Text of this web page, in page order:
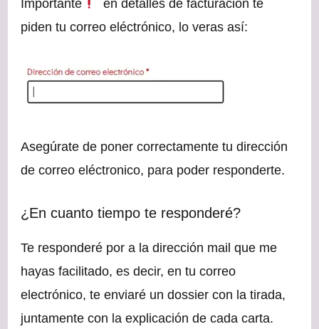
Importante
en detalles de facturación te
piden tu correo eléctrónico, lo veras así:
Asegúrate de poner correctamente tu dirección
de correo eléctronico, para poder responderte.
¿En cuanto tiempo te responderé?
Te responderé por a la dirección mail que me
hayas facilitado, es decir, en tu correo
electrónico, te enviaré un dossier con la tirada,
juntamente con la explicación de cada carta.